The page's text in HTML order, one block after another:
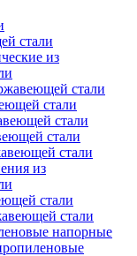
стали
из
стали
стали
стали
стали
стали
из
стали
стали
напорные